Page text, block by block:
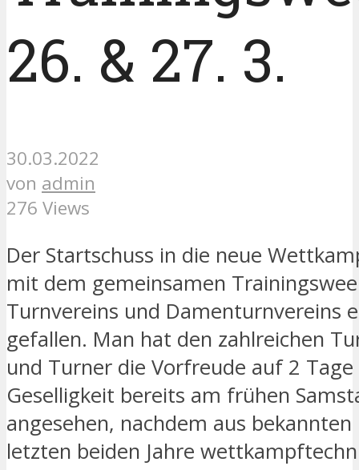
26. & 27. 3.
30.03.2022
von admin
276 Views
Der Startschuss in die neue
mit dem gemeinsamen
Turnvereins und Damenturnvereins
gefallen. Man hat den zahlreichen
und Turner die Vorfreude auf 2
Geselligkeit bereits am frühen
angesehen, nachdem aus
letzten beiden Jahre